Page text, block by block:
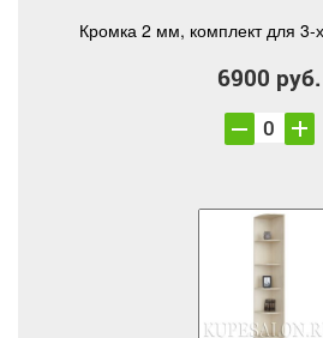
Кромка 2 мм, комплект для 3-
6900 руб.